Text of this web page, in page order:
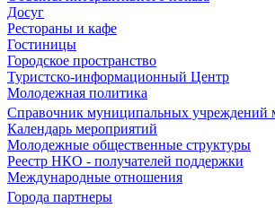
Досуг
Рестораны и кафе
Гостиницы
Городское пространство
Туристско-информационный Центр
Молодежная политика
Справочник муниципальных учреждений
Календарь мероприятий
Молодежные общественные структуры
Реестр НКО - получателей поддержки
Международные отношения
Города партнеры